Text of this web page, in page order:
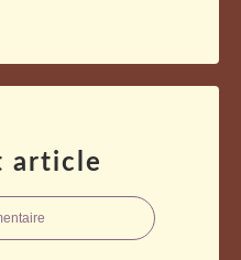
article